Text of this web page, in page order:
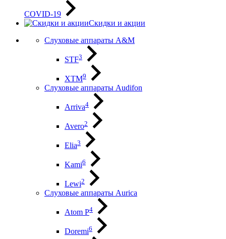
COVID-19
Скидки и акции
Слуховые аппараты A&M
STF3
XTM9
Слуховые аппараты Audifon
Arriva4
Avero2
Elia3
Kami6
Lewi2
Слуховые аппараты Aurica
Atom P4
Doremi6